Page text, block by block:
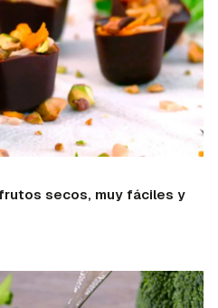
secos, muy fáciles y